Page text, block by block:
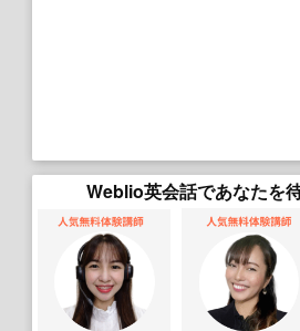
Weblio英会話であなたを